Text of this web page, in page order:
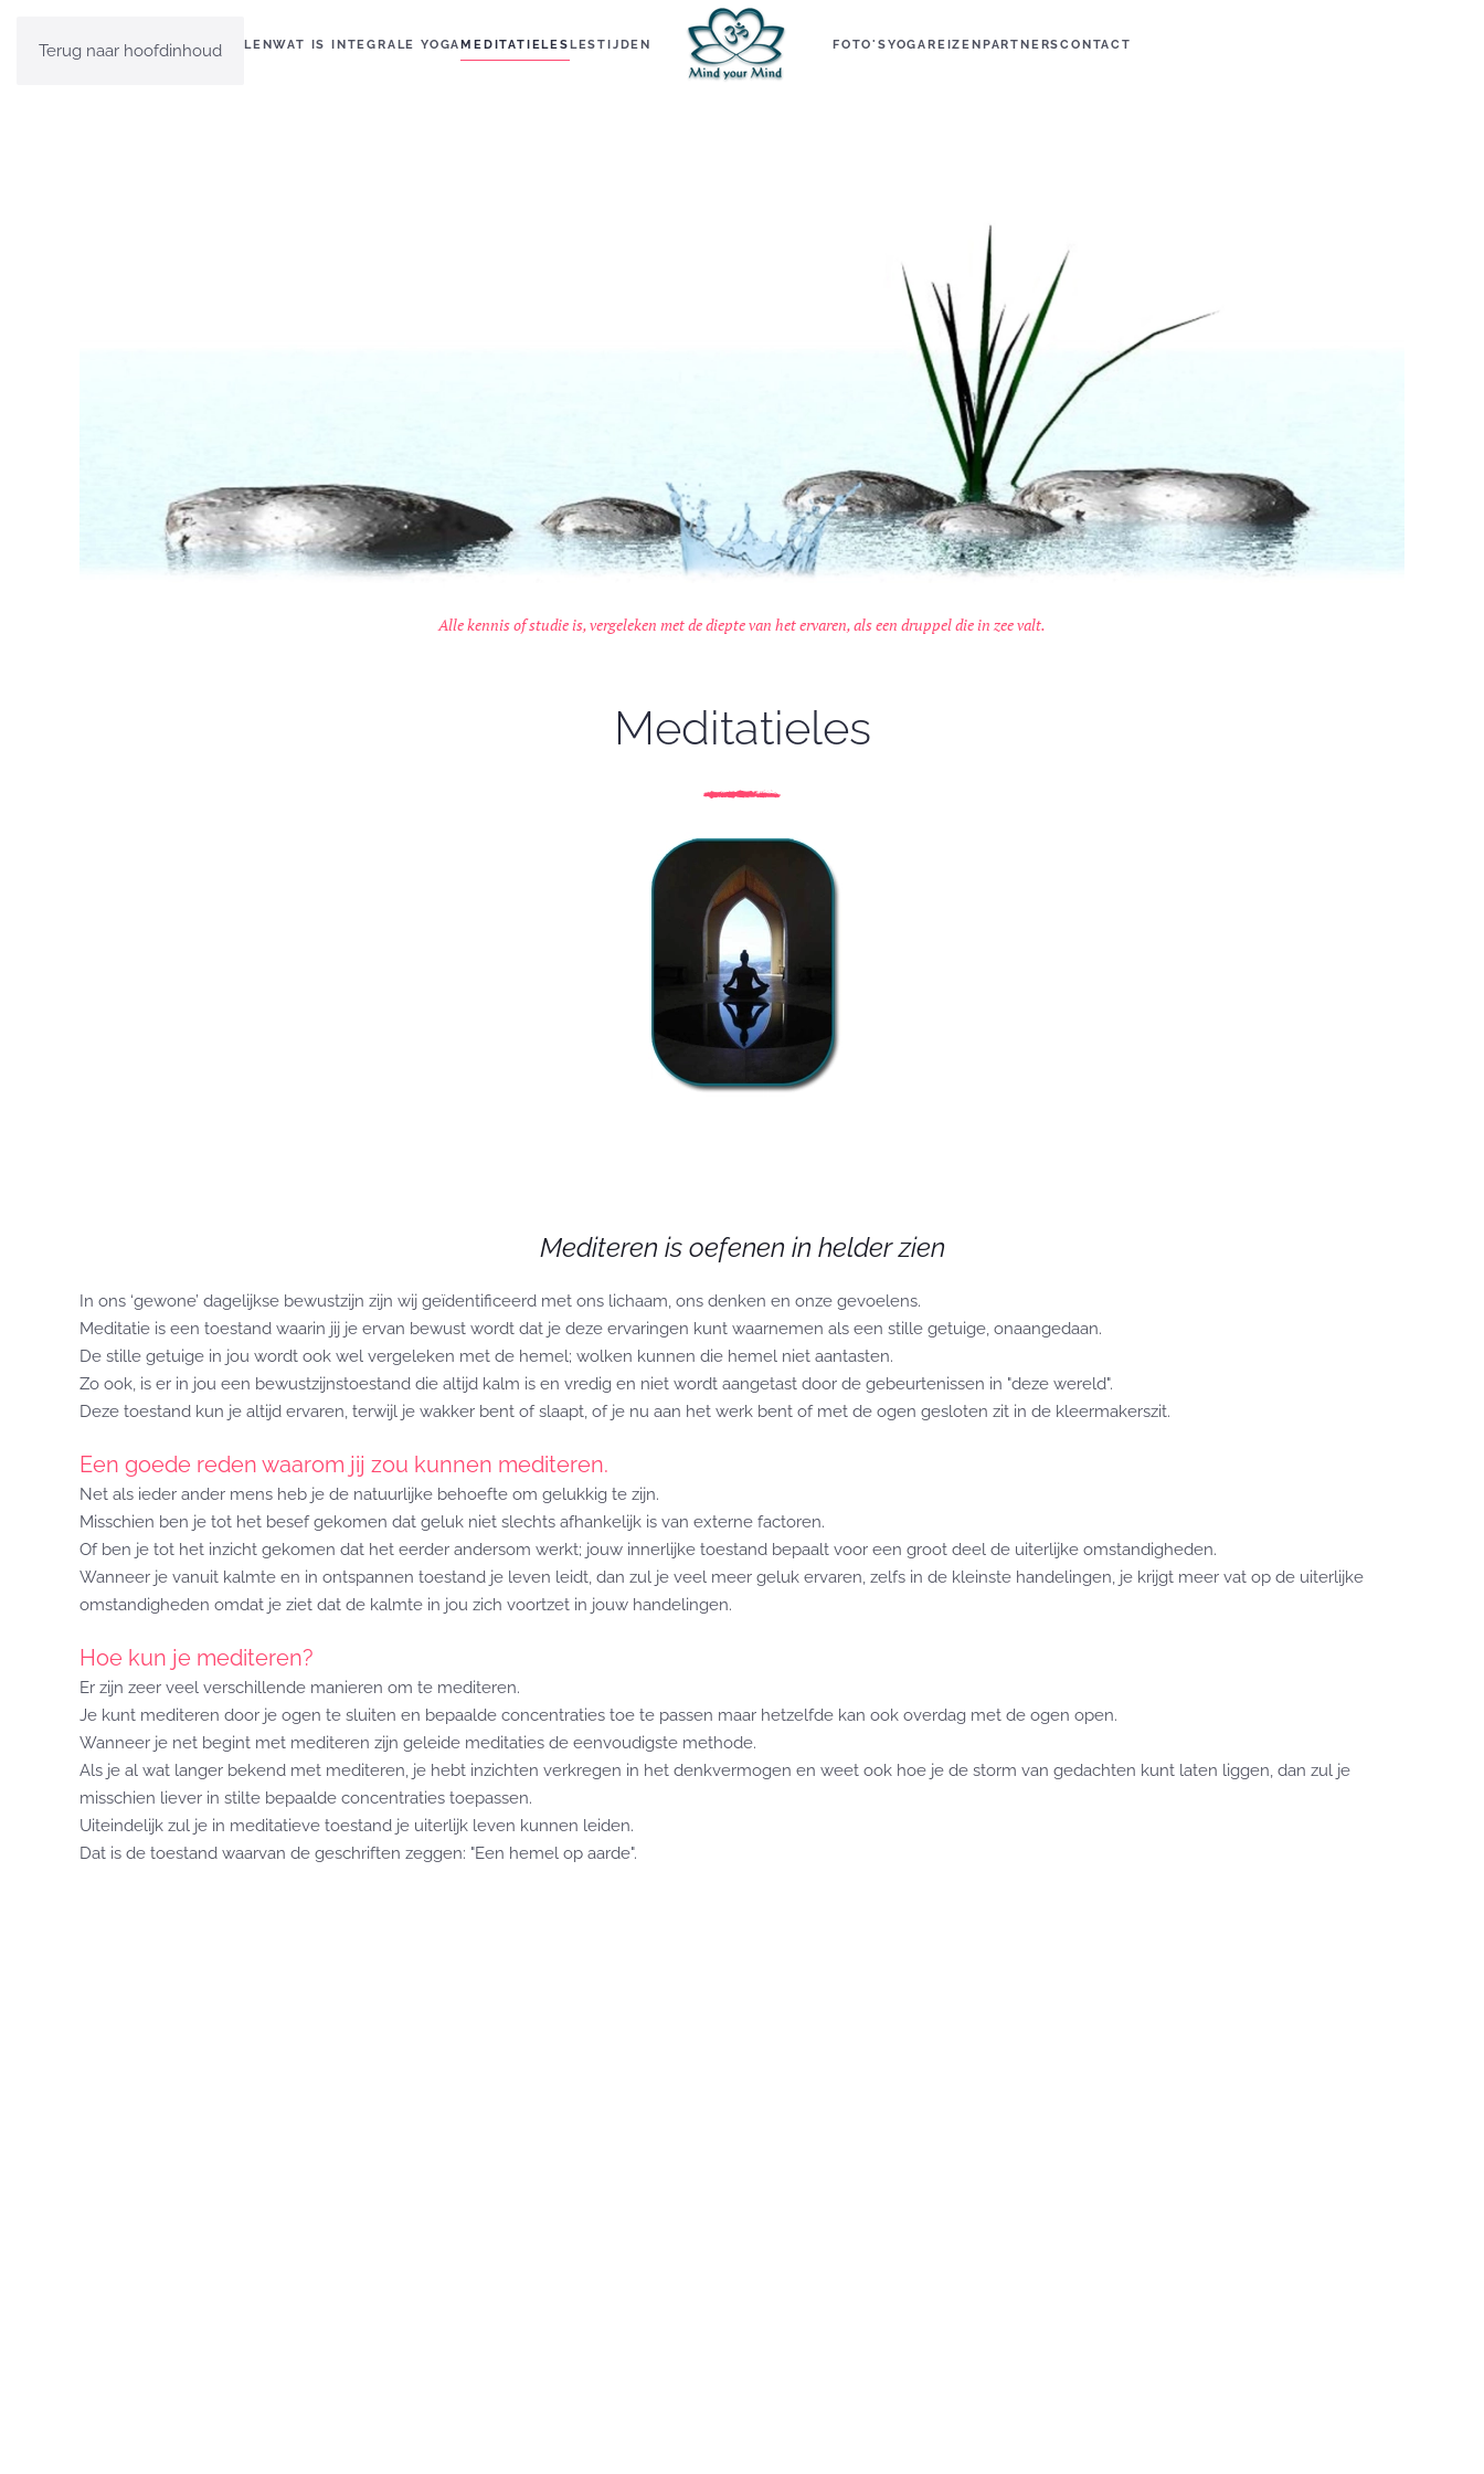
Terug naar hoofdinhoud
EVEN VOORSTELLENWAT IS INTEGRALE YOGAMEDITATIELESLESTIJDEN FOTO'SYOGAREIZENPARTNERSCONTACT
Alle kennis of studie is, vergeleken met de diepte van het ervaren, als een druppel die in zee valt.
Meditatieles
Mediteren is oefenen in helder zien
In ons ‘gewone’ dagelijkse bewustzijn zijn wij geïdentificeerd met ons lichaam, ons denken en onze gevoelens.
Meditatie is een toestand waarin jij je ervan bewust wordt dat je deze ervaringen kunt waarnemen als een stille getuige, onaangedaan.
De stille getuige in jou wordt ook wel vergeleken met de hemel; wolken kunnen die hemel niet aantasten.
Zo ook, is er in jou een bewustzijnstoestand die altijd kalm is en vredig en niet wordt aangetast door de gebeurtenissen in "deze wereld".
Deze toestand kun je altijd ervaren, terwijl je wakker bent of slaapt, of je nu aan het werk bent of met de ogen gesloten zit in de kleermakerszit.
Een goede reden waarom jij zou kunnen mediteren.
Net als ieder ander mens heb je de natuurlijke behoefte om gelukkig te zijn.
Misschien ben je tot het besef gekomen dat geluk niet slechts afhankelijk is van externe factoren.
Of ben je tot het inzicht gekomen dat het eerder andersom werkt; jouw innerlijke toestand bepaalt voor een groot deel de uiterlijke omstandigheden.
Wanneer je vanuit kalmte en in ontspannen toestand je leven leidt, dan zul je veel meer geluk ervaren, zelfs in de kleinste handelingen, je krijgt meer vat op de uiterlijke
omstandigheden omdat je ziet dat de kalmte in jou zich voortzet in jouw handelingen.
Hoe kun je mediteren?
Er zijn zeer veel verschillende manieren om te mediteren.
Je kunt mediteren door je ogen te sluiten en bepaalde concentraties toe te passen maar hetzelfde kan ook overdag met de ogen open.
Wanneer je net begint met mediteren zijn geleide meditaties de eenvoudigste methode.
Als je al wat langer bekend met mediteren, je hebt inzichten verkregen in het denkvermogen en weet ook hoe je de storm van gedachten kunt laten liggen, dan zul je
misschien liever in stilte bepaalde concentraties toepassen.
Uiteindelijk zul je in meditatieve toestand je uiterlijk leven kunnen leiden.
Dat is de toestand waarvan de geschriften zeggen: "Een hemel op aarde".